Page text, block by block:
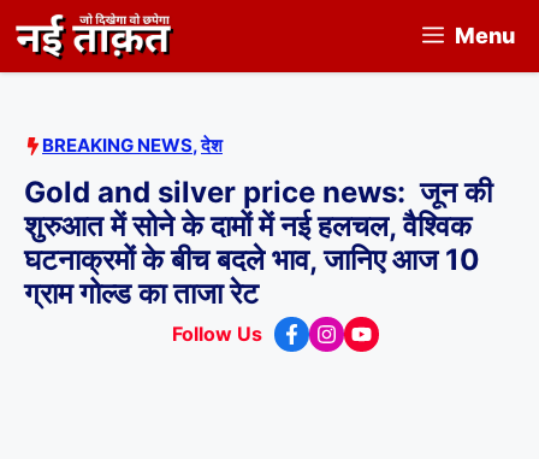
to
content
Menu
BREAKING NEWS,देश
Gold and silver price news: जून की
शुरुआत में सोने के दामों में नई हलचल, वैश्विक
घटनाक्रमों के बीच बदले भाव, जानिए आज 10
ग्राम गोल्ड का ताजा रेट
Follow Us